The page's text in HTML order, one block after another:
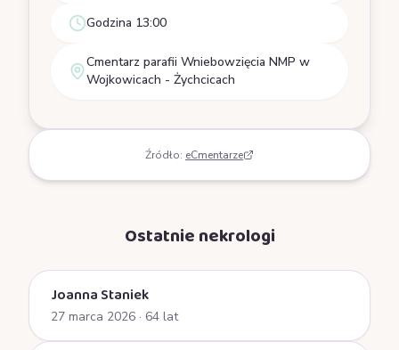
Godzina 13:00
Cmentarz parafii Wniebowzięcia NMP w
Wojkowicach - Żychcicach
Źródło: eCmentarze
Ostatnie nekrologi
Joanna Staniek
27 marca 2026 · 64 lat